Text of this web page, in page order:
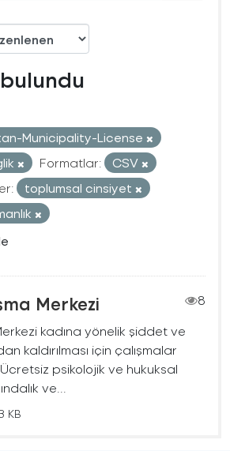
Municipality-License
Formatlar:
CSV
toplumsal cinsiyet
Merkezi
8
kadına yönelik şiddet ve
kaldırılması için çalışmalar
psikolojik ve hukuksal
ve...
KB